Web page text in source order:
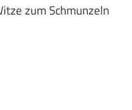
zum Schmunzeln